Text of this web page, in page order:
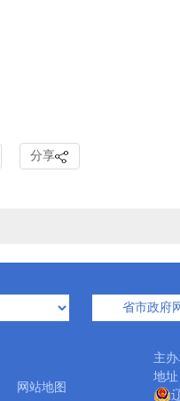
分享
网站地图
主
地